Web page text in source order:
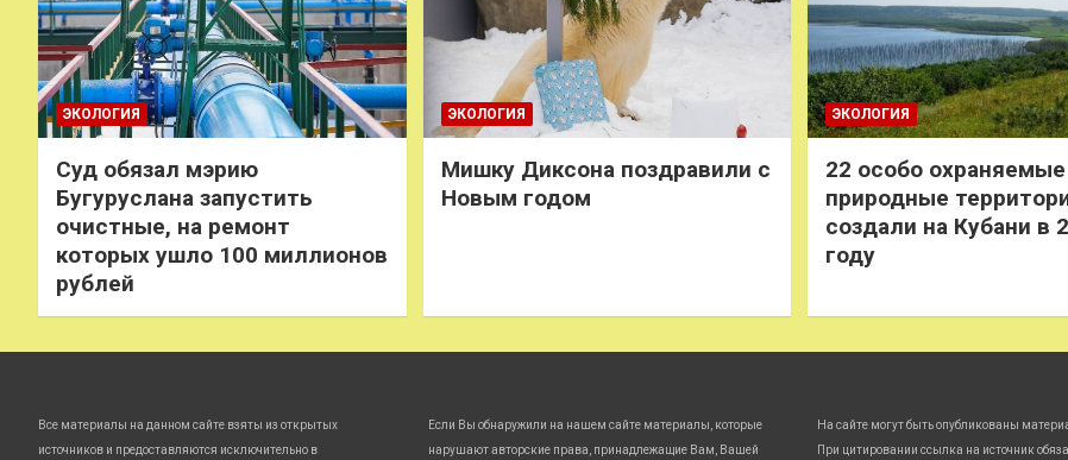
ЭКОЛОГИЯ
Суд обязал мэрию
Бугуруслана запустить
очистные, на ремонт
которых ушло 100 миллионов
рублей
ЭКОЛОГИЯ
Мишку Диксона поздравили с
Новым годом
ЭКОЛОГИЯ
22 особо охраняемые
природные
создали на Кубани в
году
Все материалы на данном сайте взяты из открытых
источников и предоставляются исключительно в
Если Вы обнаружили на нашем сайте материалы, которые
нарушают авторские права, принадлежащие Вам, Вашей
На сайте могут быть опубликованы
При цитировании ссылка на источник